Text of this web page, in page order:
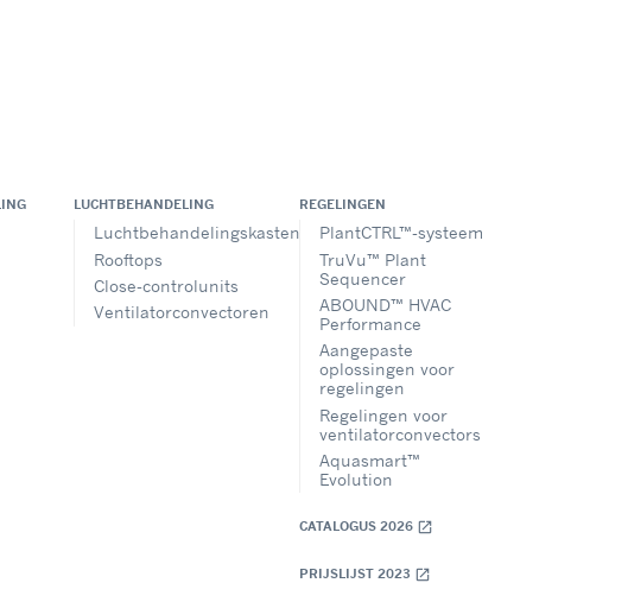
LUCHTBEHANDELING
Luchtbehandelingskasten
Rooftops
Close-controlunits
Ventilatorconvectoren
REGELINGEN
PlantCTRL™-systeem
TruVu™ Plant
Sequencer
ABOUND™ HVAC
Performance
Aangepaste
oplossingen voor
regelingen
Regelingen voor
ventilatorconvectors
Aquasmart™
Evolution
CATALOGUS 2026 open_in_new
PRIJSLIJST 2023 open_in_new